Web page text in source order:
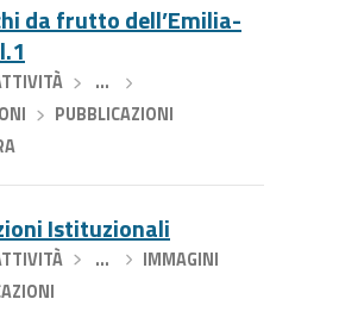
da frutto dell’Emilia-
› …
PUBBLICAZIONI
Istituzionali
› …
IMMAGINI